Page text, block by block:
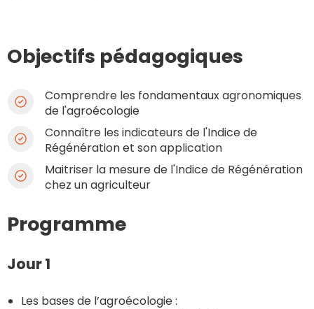
Objectifs pédagogiques
Comprendre les fondamentaux agronomiques
de l'agroécologie
Connaître les indicateurs de l'Indice de
Régénération et son application
Maitriser la mesure de l'Indice de Régénération
chez un agriculteur
Programme
Jour 1
Les bases de l’agroécologie :